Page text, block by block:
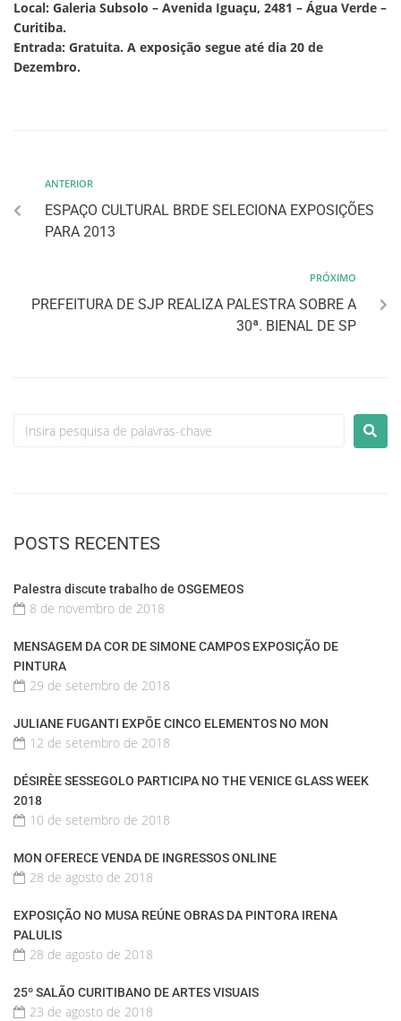
Local: Galeria Subsolo – Avenida Iguaçu, 2481 – Água Verde –
Curitiba.
Entrada: Gratuita. A exposição segue até dia 20 de
Dezembro.
ANTERIOR
ESPAÇO CULTURAL BRDE SELECIONA EXPOSIÇÕES
PARA 2013
PRÓXIMO
PREFEITURA DE SJP REALIZA PALESTRA SOBRE A
30ª. BIENAL DE SP
POSTS RECENTES
Palestra discute trabalho de OSGEMEOS
8 de novembro de 2018
MENSAGEM DA COR DE SIMONE CAMPOS EXPOSIÇÃO DE
PINTURA
29 de setembro de 2018
JULIANE FUGANTI EXPÕE CINCO ELEMENTOS NO MON
12 de setembro de 2018
DÉSIRÈE SESSEGOLO PARTICIPA NO THE VENICE GLASS WEEK
2018
10 de setembro de 2018
MON OFERECE VENDA DE INGRESSOS ONLINE
28 de agosto de 2018
EXPOSIÇÃO NO MUSA REÚNE OBRAS DA PINTORA IRENA
PALULIS
28 de agosto de 2018
25º SALÃO CURITIBANO DE ARTES VISUAIS
23 de agosto de 2018